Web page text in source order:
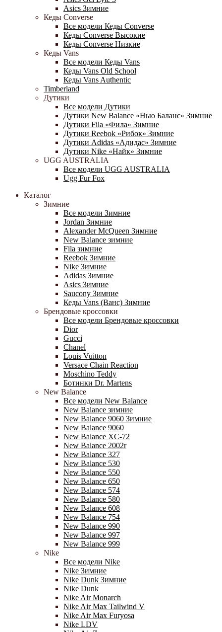
Asics Зимние
Кеды Converse
Все модели Кеды Converse
Кеды Converse Высокие
Кеды Converse Низкие
Кеды Vans
Все модели Кеды Vans
Кеды Vans Old School
Кеды Vans Authentic
Timberland
Дутики
Все модели Дутики
Дутики New Balance «Нью Баланс» Зимние
Дутики Fila «Фила» Зимние
Дутики Reebok «Рибок» Зимние
Дутики Adidas «Адидас» Зимние
Дутики Nike «Найк» Зимние
UGG AUSTRALIA
Все модели UGG AUSTRALIA
Ugg Fur Fox
Каталог
Зимние
Все модели Зимние
Jordan Зимние
Alexander McQueen Зимние
New Balance зимние
Fila зимние
Reebok Зимние
Nike Зимние
Adidas Зимние
Asics Зимние
Saucony Зимние
Кеды Vans (Ванс) Зимние
Брендовые кроссовки
Все модели Брендовые кроссовки
Dior
Gucci
Chanel
Louis Vuitton
Versace Chain Reaction
Moschino Teddy
Ботинки Dr. Martens
New Balance
Все модели New Balance
New Balance зимние
New Balance 9060 Зимние
New Balance 9060
New Balance XC-72
New Balance 2002r
New Balance 327
New Balance 530
New Balance 550
New Balance 650
New Balance 574
New Balance 580
New Balance 608
New Balance 754
New Balance 990
New Balance 997
New Balance 999
Nike
Все модели Nike
Nike Зимние
Nike Dunk Зимние
Nike Dunk
Nike Air Monarch
Nike Air Max Tailwind V
Nike Air Max Furyosa
Nike LDV